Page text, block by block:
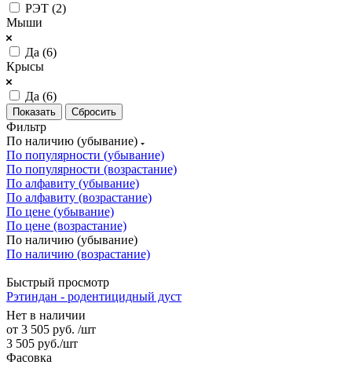
РЭТ (2)
Мыши
Да (6)
Крысы
Да (6)
Сбросить
Фильтр
По наличию (убывание)
По популярности (убывание)
По популярности (возрастание)
По алфавиту (убывание)
По алфавиту (возрастание)
По цене (убывание)
По цене (возрастание)
По наличию (убывание)
По наличию (возрастание)
Быстрый просмотр
Рэтиндан - родентицидный дуст
Нет в наличии
от 3 505 руб. /шт
3 505 руб./шт
Фасовка